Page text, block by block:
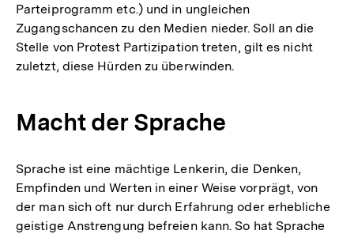
Parteiprogramm etc.) und in ungleichen
Zugangschancen zu den Medien nieder. Soll an die
Stelle von Protest Partizipation treten, gilt es nicht
zuletzt, diese Hürden zu überwinden.
Macht der Sprache
Sprache ist eine mächtige Lenkerin, die Denken,
Empfinden und Werten in einer Weise vorprägt, von
der man sich oft nur durch Erfahrung oder erhebliche
geistige Anstrengung befreien kann. So hat Sprache